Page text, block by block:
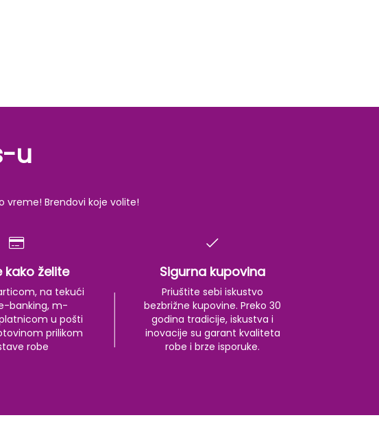
u
vreme! Brendovi koje volite!
kako želite
na tekući
banking, m-
u pošti
prilikom
robe
Sigurna kupovina
Priuštite sebi iskustvo
bezbrižne kupovine. Preko 30
godina tradicije, iskustva i
inovacije su garant kvaliteta
robe i brze isporuke.